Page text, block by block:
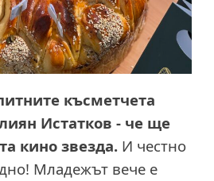
късметчета
Истатков - че ще
кино звезда. И честно
Младежът вече е